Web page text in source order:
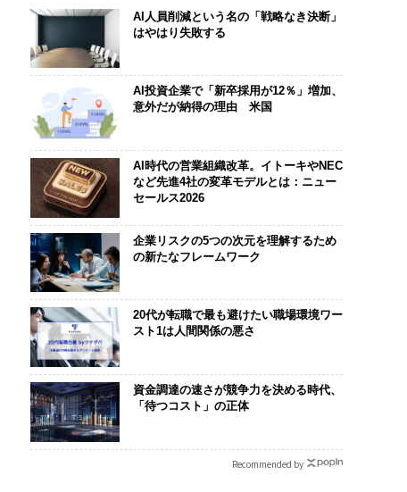
内製化こそ、コンサルテ
〈7.25(土)開
AI人員削減という名の「戦略なき決断」
はやはり失敗する
AI投資企業で「新卒採用が12％」増加、
意外だが納得の理由 米国
AI時代の営業組織改革。イトーキやNEC
など先進4社の変革モデルとは：ニュー
セールス2026
企業リスクの5つの次元を理解するため
の新たなフレームワーク
20代が転職で最も避けたい職場環境ワー
スト1は人間関係の悪さ
資金調達の速さが競争力を決める時代、
「待つコスト」の正体
Recommended by